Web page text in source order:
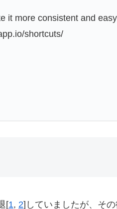
it more consistent and
shortcuts/
[1, 2]していましたが、そ